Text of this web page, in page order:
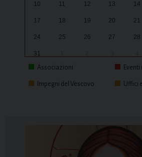
10 11 12 13 14
17 18 19 20 21
24 25 26 27 28
31
Associazioni
Eventi
Impegni del Vescovo Uffici